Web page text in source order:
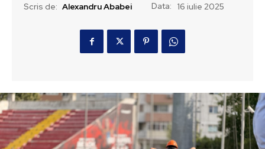
Scris de: Alexandru Ababei Data: 16 iulie 2025